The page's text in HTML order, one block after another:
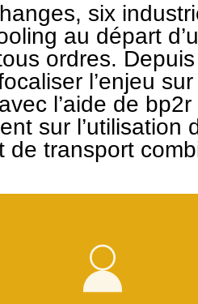
six
au départ
ordres.
l’enjeu
l’aide de
sur l’utilisation
de transport